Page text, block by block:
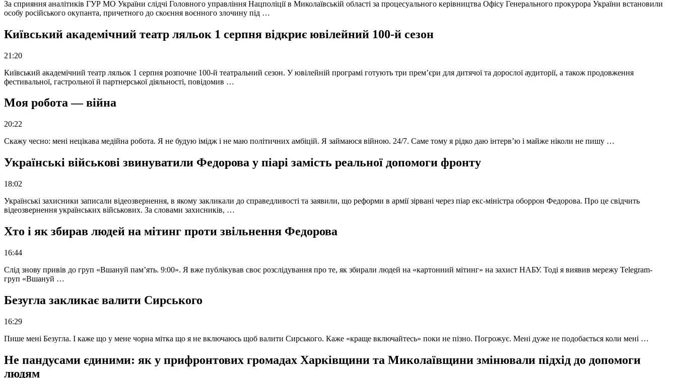
За сприяння аналітиків ГУР МО України слідчі Головного управління Нацполіції в Миколаївській області за процесуального керівництва Офісу Генерального прокурора України встановили
особу російського окупанта, причетного до скоєння воєнного злочину під …
Київський академічний театр ляльок 1 серпня відкриє ювілейний 100-й сезон
21:20
Київський академічний театр ляльок 1 серпня розпочне 100-й театральний сезон. У ювілейній програмі готують три прем’єри для дитячої та дорослої аудиторії, а також продовження
фестивальної, гастрольної й партнерської діяльності, повідомив …
Моя робота — війна
20:22
Скажу чесно: мені нецікава медійна робота. Я не будую імідж і не маю політичних амбіцій. Я займаюся війною. 24/7. Саме тому я рідко даю інтерв’ю і майже ніколи не пишу …
Українські військові звинуватили Федорова у піарі замість реальної допомоги фронту
18:02
Українські захисники записали відеозвернення, в якому закликали до справедливості та заявили, що реформи в армії зірвані через піар екс-міністра оборрон Федорова. Про це свідчить
відеозвернення українських військових. За словами захисників, …
Хто і як збирав людей на мітинг проти звільнення Федорова
16:44
Слід знову привів до груп «Вшануй пам’ять. 9:00». Я вже публікував своє розслідування про те, як збирали людей на «картонний мітинг» на захист НАБУ. Тоді я виявив мережу Telegram-
груп «Вшануй …
Безугла закликає валити Сирського
16:29
Пише мені Безугла. І каже що у мене чорна мітка що я не включаюсь щоб валити Сирського. Каже «краще включайтесь» поки не пізно. Погрожує. Мені дуже не подобається коли мені …
Не пандусами єдиними: як у прифронтових громадах Харківщини та Миколаївщини змінювали підхід до допомоги
людям